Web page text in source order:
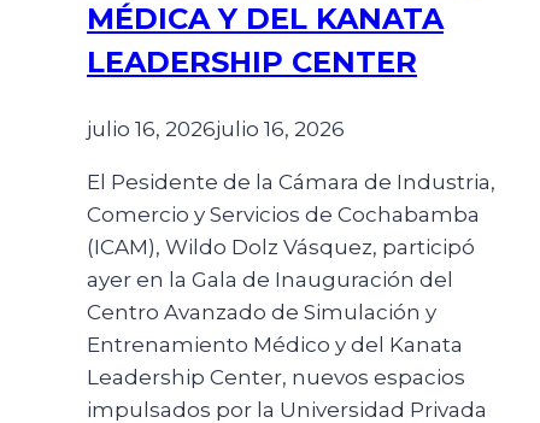
MÉDICA Y DEL KANATA
LEADERSHIP CENTER
julio 16, 2026julio 16, 2026
El Pesidente de la Cámara de Industria,
Comercio y Servicios de Cochabamba
(ICAM), Wildo Dolz Vásquez, participó
ayer en la Gala de Inauguración del
Centro Avanzado de Simulación y
Entrenamiento Médico y del Kanata
Leadership Center, nuevos espacios
impulsados por la Universidad Privada